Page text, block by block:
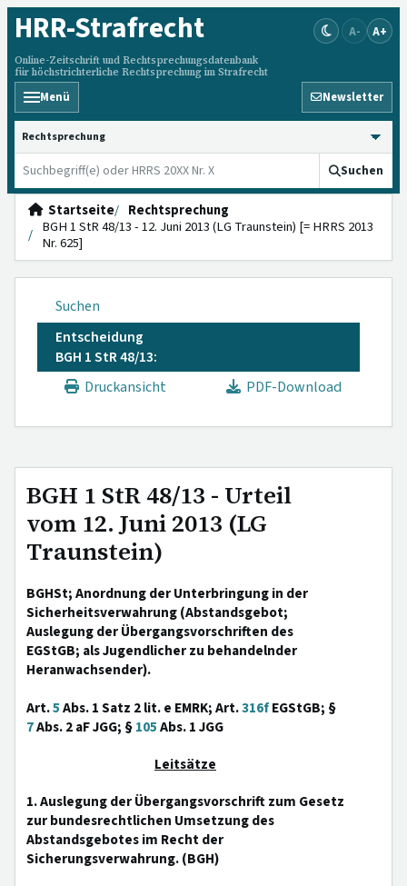
HRR-Strafrecht
Online-Zeitschrift und Rechtsprechungsdatenbank
für höchstrichterliche Rechtsprechung im Strafrecht
A- A+
Menü Newsletter
HRRS durchsuchen
Suchen
Startseite
Rechtsprechung
BGH 1 StR 48/13 - 12. Juni 2013 (LG Traunstein) [= HRRS 2013
Nr. 625]
Suchen
Entscheidung
BGH 1 StR 48/13:
Druckansicht
PDF-Download
BGH 1 StR 48/13 - Urteil
vom 12. Juni 2013 (LG
Traunstein)
BGHSt; Anordnung der Unterbringung in der
Sicherheitsverwahrung (Abstandsgebot;
Auslegung der Übergangsvorschriften des
EGStGB; als Jugendlicher zu behandelnder
Heranwachsender).
Art.5Abs. 1 Satz 2 lit. e EMRK; Art.316fEGStGB; §
7Abs. 2 aF JGG; §105Abs. 1 JGG
Leitsätze
1. Auslegung der Übergangsvorschrift zum Gesetz
zur bundesrechtlichen Umsetzung des
Abstandsgebotes im Recht der
Sicherungsverwahrung. (BGH)